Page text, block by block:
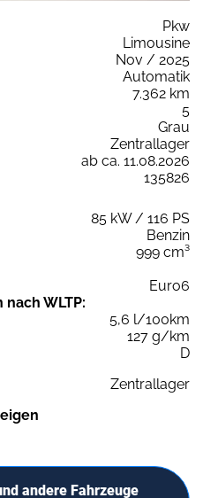
Pkw
Limousine
Nov / 2025
Automatik
7.362 km
5
Grau
Zentrallager
ab ca. 11.08.2026
135826
85 kW / 116 PS
Benzin
999 cm³
Euro6
WLTP:
5,6 l/100km
127 g/km
D
Zentrallager
andere Fahrzeuge